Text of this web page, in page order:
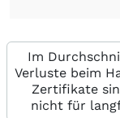
Im
Verluste beim
Zertifikate
nicht für